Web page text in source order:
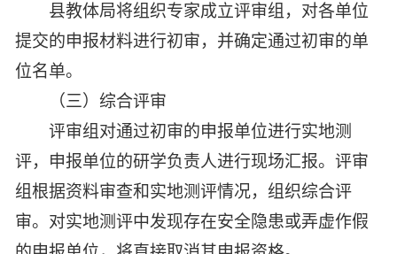
县教体局将组织专家成立评审组，对各单位
提交的申报材料进行初审，并确定通过初审的单
位名单。
（三）综合评审
评审组对通过初审的申报单位进行实地测
评，申报单位的研学负责人进行现场汇报。评审
组根据资料审查和实地测评情况，组织综合评
审。对实地测评中发现存在安全隐患或弄虚作假